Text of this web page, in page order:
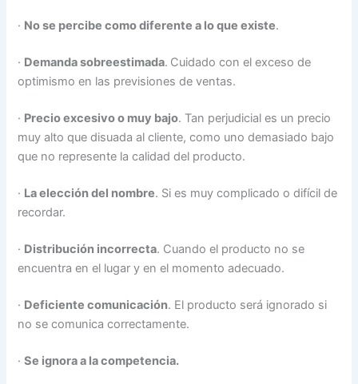
· No se percibe como diferente a lo que existe.
· Demanda sobreestimada. Cuidado con el exceso de
optimismo en las previsiones de ventas.
· Precio excesivo o muy bajo. Tan perjudicial es un precio
muy alto que disuada al cliente, como uno demasiado bajo
que no represente la calidad del producto.
· La elección del nombre. Si es muy complicado o difícil de
recordar.
· Distribución incorrecta. Cuando el producto no se
encuentra en el lugar y en el momento adecuado.
· Deficiente comunicación. El producto será ignorado si
no se comunica correctamente.
·Se ignora a la competencia.